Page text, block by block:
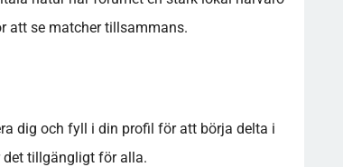
att se matcher tillsammans.
dig och fyll i din profil för att börja delta i
det tillgängligt för alla.